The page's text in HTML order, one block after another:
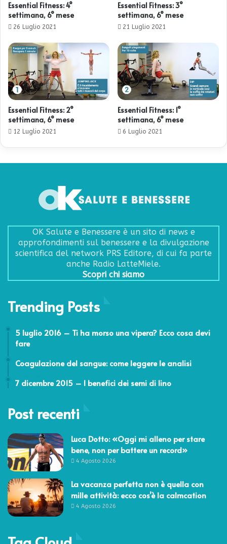
Essential Fitness: 4°
settimana, 6° mese
26 Luglio 2021
Essential Fitness: 3°
settimana, 6° mese
21 Luglio 2021
Essential Fitness: 2°
settimana, 6° mese
12 Luglio 2021
Essential Fitness: 1°
settimana, 6° mese
6 Luglio 2021
OK Salute e Benessere è un sito di news e
approfondimenti sul benessere e la divulgazione
scientifica del network PRS Editore, di cui fa parte
anche Radio LatteMiele.
Scopri chi siamo
Trending Posts
5 luglio 2016 – Ti ha morso una vipera? Ecco cosa devi
fare
Coagulazione del sangue: come leggere le analisi
7 dicembre 2015 – I benefici dei semi di lino
Post recenti
Luca Dotto: «Oggi mi alleno per stare
bene, non per battere un record»
4 Agosto 2026
La vacanza perfetta non è quella con
mille attività: ecco cos’è la calmcation
4 Agosto 2026